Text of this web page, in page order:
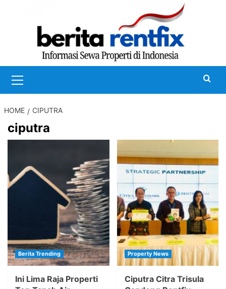
Menu
HOME CIPUTRA
ciputra
Berita Trending
Ini Lima Raja Properti
Property News
Ciputra Citra Trisula